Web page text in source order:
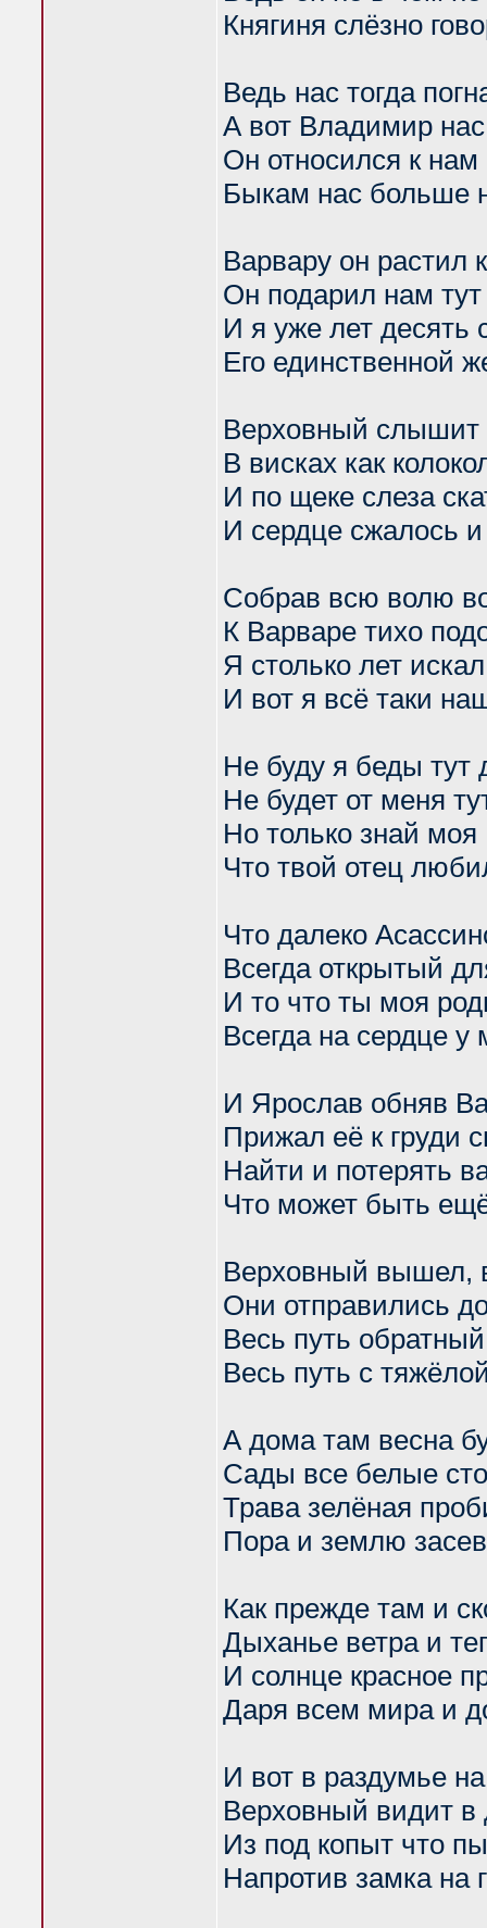
Княгиня слёзно
Ведь нас тогда
А вот Владимир
Он относился к
Быкам нас больше
Варвару он растил
Он подарил нам тут
И я уже лет десять
Его единственной
Верховный слышит
В висках как
И по щеке слеза
И сердце сжалось
Собрав всю волю
К Варваре тихо
Я столько лет
И вот я всё таки
Не буду я беды тут
Не будет от меня
Но только знай
Что твой отец
Что далеко
Всегда открытый
И то что ты моя
Всегда на сердце у
И Ярослав обняв
Прижал её к груди
Найти и потерять
Что может быть
Верховный вышел,
Они отправились
Весь путь
Весь путь с
А дома там весна
Сады все белые
Трава зелёная
Пора и землю
Как прежде там и
Дыханье ветра и
И солнце красное
Даря всем мира и
И вот в раздумье
Верховный видит в
Из под копыт что
Напротив замка на